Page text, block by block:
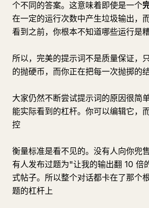
个不同的答案。这意味着即使是一个
在一定的运行次数中产生垃圾输出，
看到之前，你根本不知道哪些运行是
所以，完美的提示词不是质量保证，
的抛硬币，而你正在把每一次抛掷的
大家仍然不断尝试提示词的原因很简
能实际看到的杠杆。你可以编辑它，
控
衡量标准是看不见的。没有人向你兜
有人发布过题为"让我的输出翻 10 倍
式帖子。所以整个对话都卡在了那个
题的杠杆上